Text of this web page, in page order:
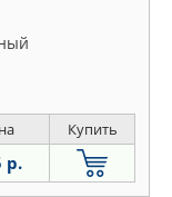
Купить
р.